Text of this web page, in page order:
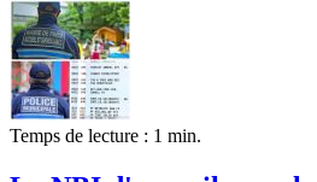
Temps de lecture : 1 min.